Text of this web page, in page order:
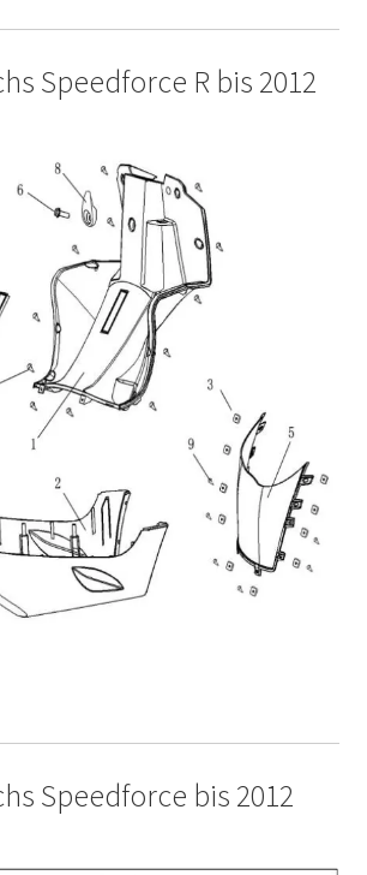
Speedforce R bis 2012
Speedforce bis 2012